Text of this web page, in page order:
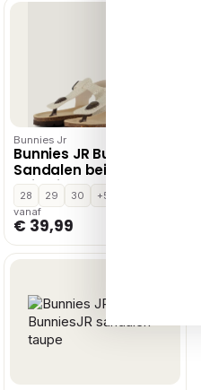
Bunnies Jr
Bunnies JR BunniesJR
Sandalen beige
Imitatieleer
28 29 30
+5
vanaf
€ 39,99